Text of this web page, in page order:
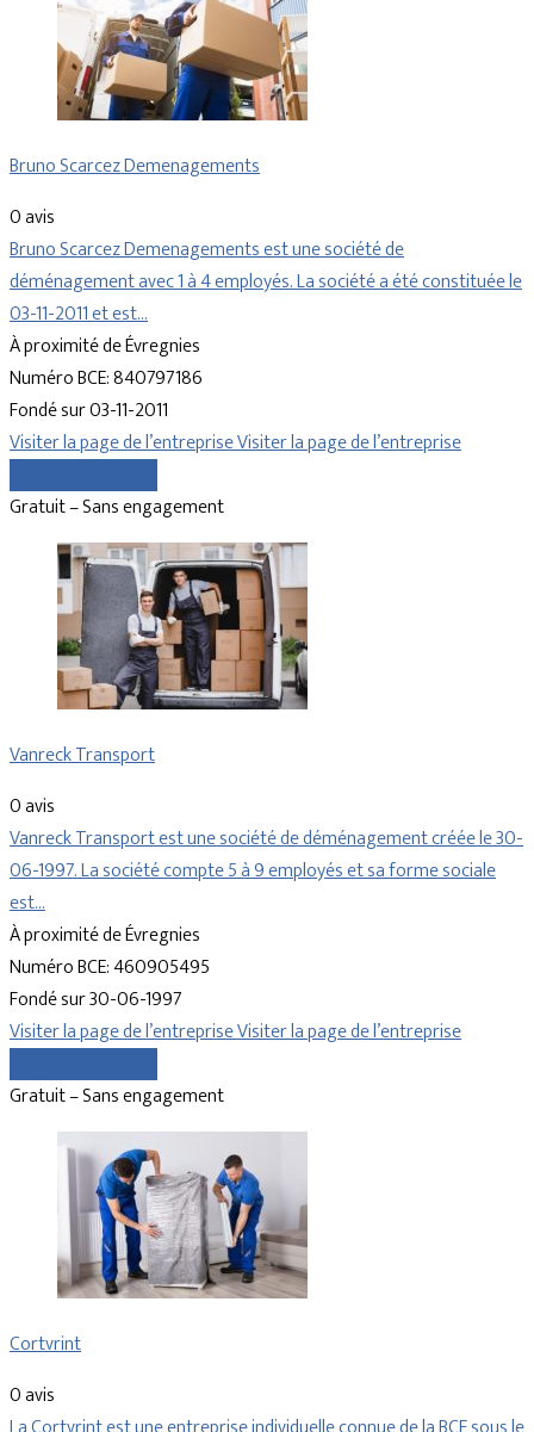
Bruno Scarcez Demenagements
0 avis
Bruno Scarcez Demenagements est une société de
déménagement avec 1 à 4 employés. La société a été constituée le
03-11-2011 et est…
À proximité de Évregnies
Numéro BCE: 840797186
Fondé sur 03-11-2011
Visiter la page de l’entrepriseVisiter la page de l’entreprise
Gratuit – Sans engagement
Vanreck Transport
0 avis
Vanreck Transport est une société de déménagement créée le 30-
06-1997. La société compte 5 à 9 employés et sa forme sociale
est…
À proximité de Évregnies
Numéro BCE: 460905495
Fondé sur 30-06-1997
Visiter la page de l’entrepriseVisiter la page de l’entreprise
Gratuit – Sans engagement
Cortvrint
0 avis